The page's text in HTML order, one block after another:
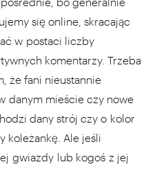
się online, skracając
w postaci liczby
komentarzy. Trzeba
że fani nieustannie
danym mieście czy nowe
dany strój czy o kolor
koleżankę. Ale jeśli
gwiazdy lub kogoś z jej